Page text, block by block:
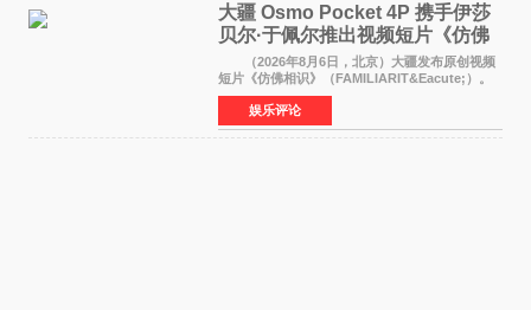
大疆 Osmo Pocket 4P 携手伊莎
贝尔·于佩尔推出视频短片《仿佛
相识》
（2026年8月6日，北京）大疆发布原创视频
短片《仿佛相识》（FAMILIARIT&Eacute;）。
视频短片由戛纳国际电影节最佳女演员伊莎贝尔·
于佩尔（Isabelle Huppert）主演，全程使用大
疆首款双主摄口
娱乐评论